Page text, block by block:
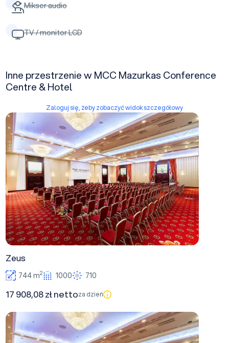
Mikser audio
TV / monitor LCD
Inne przestrzenie w MCC Mazurkas Conference
Centre & Hotel
Zaloguj się, żeby zobaczyć widok szczegółowy
Zeus
Zeus
744 m2 1000 710
17 908,08 zł nettoza dzień
Dionizos